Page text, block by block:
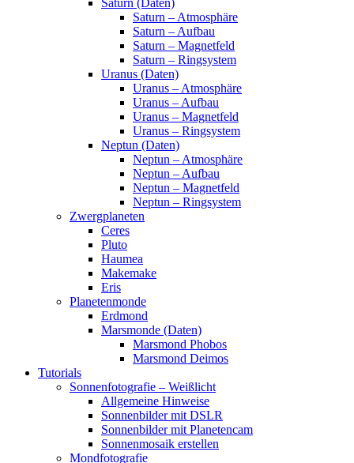
Saturn – Atmosphäre
Saturn – Aufbau
Saturn – Magnetfeld
Saturn – Ringsystem
Uranus (Daten)
Uranus – Atmosphäre
Uranus – Aufbau
Uranus – Magnetfeld
Uranus – Ringsystem
Neptun (Daten)
Neptun – Atmosphäre
Neptun – Aufbau
Neptun – Magnetfeld
Neptun – Ringsystem
Zwergplaneten
Ceres
Pluto
Haumea
Makemake
Eris
Planetenmonde
Erdmond
Marsmonde (Daten)
Marsmond Phobos
Marsmond Deimos
Tutorials
Sonnenfotografie – Weißlicht
Allgemeine Hinweise
Sonnenbilder mit DSLR
Sonnenbilder mit Planetencam
Sonnenmosaik erstellen
Mondfotografie